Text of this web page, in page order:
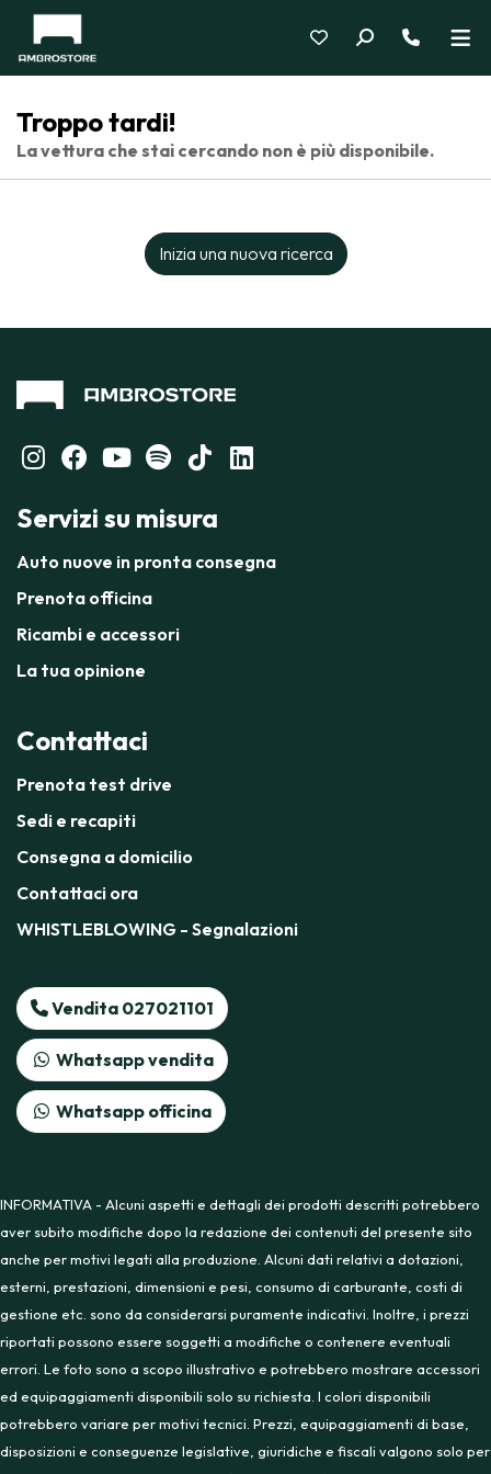
Troppo tardi!
La vettura che stai cercando non è più disponibile.
Inizia una nuova ricerca
Servizi su misura
Auto nuove in pronta consegna
Prenota officina
Ricambi e accessori
La tua opinione
Contattaci
Prenota test drive
Sedi e recapiti
Consegna a domicilio
Contattaci ora
WHISTLEBLOWING - Segnalazioni
Vendita 027021101
Whatsapp vendita
Whatsapp officina
INFORMATIVA - Alcuni aspetti e dettagli dei prodotti descritti potrebbero
aver subito modifiche dopo la redazione dei contenuti del presente sito
anche per motivi legati alla produzione. Alcuni dati relativi a dotazioni,
esterni, prestazioni, dimensioni e pesi, consumo di carburante, costi di
gestione etc. sono da considerarsi puramente indicativi. Inoltre, i prezzi
riportati possono essere soggetti a modifiche o contenere eventuali
errori. Le foto sono a scopo illustrativo e potrebbero mostrare accessori
ed equipaggiamenti disponibili solo su richiesta. I colori disponibili
potrebbero variare per motivi tecnici. Prezzi, equipaggiamenti di base,
disposizioni e conseguenze legislative, giuridiche e fiscali valgono solo per